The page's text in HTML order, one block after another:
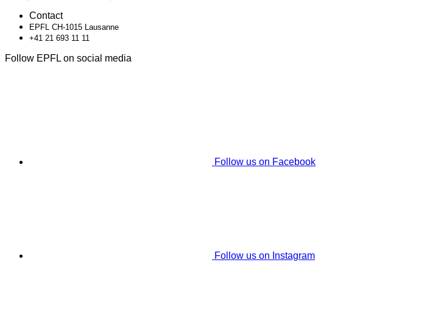
Contact
EPFL CH-1015 Lausanne
+41 21 693 11 11
Follow EPFL on social media
Follow us on Facebook
Follow us on Instagram